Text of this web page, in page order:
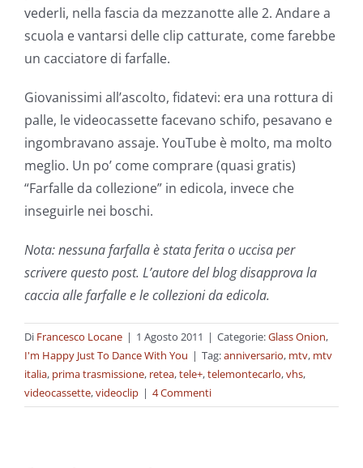
vederli, nella fascia da mezzanotte alle 2. Andare a
scuola e vantarsi delle clip catturate, come farebbe
un cacciatore di farfalle.
Giovanissimi all’ascolto, fidatevi: era una rottura di
palle, le videocassette facevano schifo, pesavano e
ingombravano assaje. YouTube è molto, ma molto
meglio. Un po’ come comprare (quasi gratis)
“Farfalle da collezione” in edicola, invece che
inseguirle nei boschi.
Nota: nessuna farfalla è stata ferita o uccisa per
scrivere questo post. L’autore del blog disapprova la
caccia alle farfalle e le collezioni da edicola.
Di Francesco Locane | 1 Agosto 2011 | Categorie:Glass Onion,
I'm Happy Just To Dance With You | Tag:anniversario, mtv, mtv
italia, prima trasmissione, retea,tele+,telemontecarlo,vhs,
videocassette,videoclip | 4 Commenti